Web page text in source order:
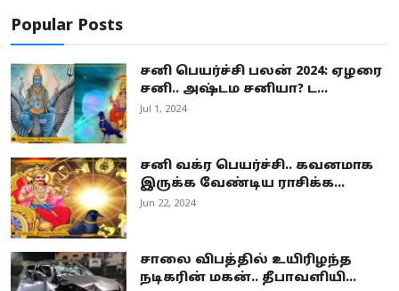
Popular Posts
சனி பெயர்ச்சி பலன் 2024: ஏழரை
சனி.. அஷ்டம சனியா? ட...
Jul 1, 2024
சனி வக்ர பெயர்ச்சி.. கவனமாக
இருக்க வேண்டிய ராசிக்க...
Jun 22, 2024
சாலை விபத்தில் உயிரிழந்த
நடிகரின் மகன்.. தீபாவளியி...